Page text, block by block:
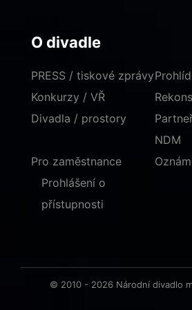
O divadle
PRESS / tiskové zprávy
Konkurzy / VŘ
Divadla / prostory
NDM
Pro zaměstnance
Prohlášení o
přístupnosti
© 2010 - 2026 Národní divadlo